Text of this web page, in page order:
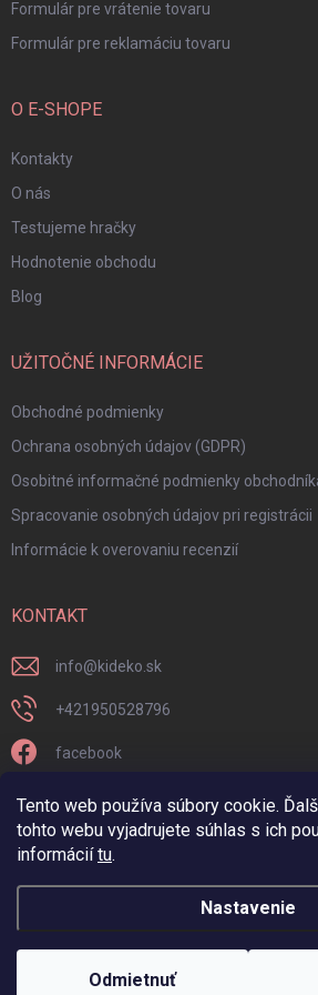
Tento web používa súbory cookie.
tohto webu vyjadrujete súhlas s ich
informáciítu.
Nastavenie
Odmietnuť
Formulár pre vrátenie tovaru
Formulár pre reklamáciu tovaru
O E-SHOPE
Kontakty
O nás
Testujeme hračky
Hodnotenie obchodu
Blog
UŽITOČNÉ INFORMÁCIE
Obchodné podmienky
Ochrana osobných údajov (GDPR)
Osobitné informačné podmienky
Spracovanie osobných údajov pri registrácii
Informácie k overovaniu recenzií
KONTAKT
info@kideko.sk
+421950528796
facebook
kideko.sk/
Copyright 2026 . Všetky